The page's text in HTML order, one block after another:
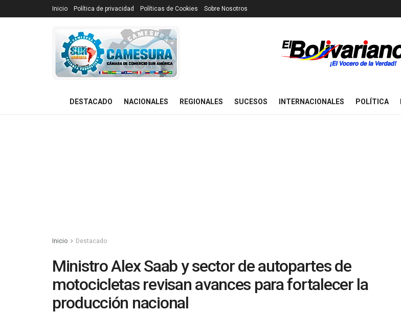
Inicio Política de privacidad Políticas de Cookies Sobre Nosotros
DESTACADO NACIONALES REGIONALES SUCESOS INTERNACIONALES POLÍTICA
Inicio Destacado
Ministro Alex Saab y sector de autopartes de
motocicletas revisan avances para fortalecer la
producción nacional